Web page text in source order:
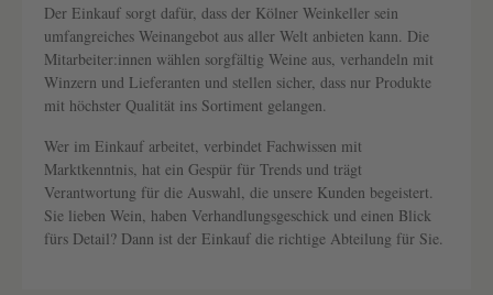
Der Einkauf sorgt dafür, dass der Kölner Weinkeller sein
umfangreiches Weinangebot aus aller Welt anbieten kann. Die
Mitarbeiter:innen wählen sorgfältig Weine aus, verhandeln mit
Winzern und Lieferanten und stellen sicher, dass nur Produkte
mit höchster Qualität ins Sortiment gelangen.
Wer im Einkauf arbeitet, verbindet Fachwissen mit
Marktkenntnis, hat ein Gespür für Trends und trägt
Verantwortung für die Auswahl, die unsere Kunden begeistert.
Sie lieben Wein, haben Verhandlungsgeschick und einen Blick
fürs Detail? Dann ist der Einkauf die richtige Abteilung für Sie.